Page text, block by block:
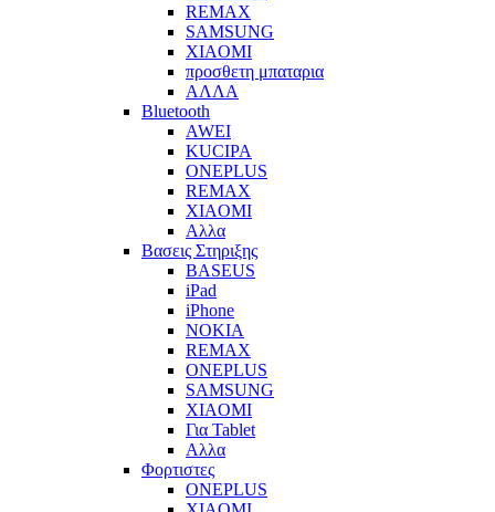
REMAX
SAMSUNG
XIAOMI
προσθετη μπαταρια
ΑΛΛΑ
Bluetooth
AWEI
KUCIPA
ONEPLUS
REMAX
XIAOMI
Αλλα
Βασεις Στηριξης
BASEUS
iPad
iPhone
NOKIA
REMAX
ONEPLUS
SAMSUNG
XIAOMI
Για Tablet
Αλλα
Φορτιστες
ONEPLUS